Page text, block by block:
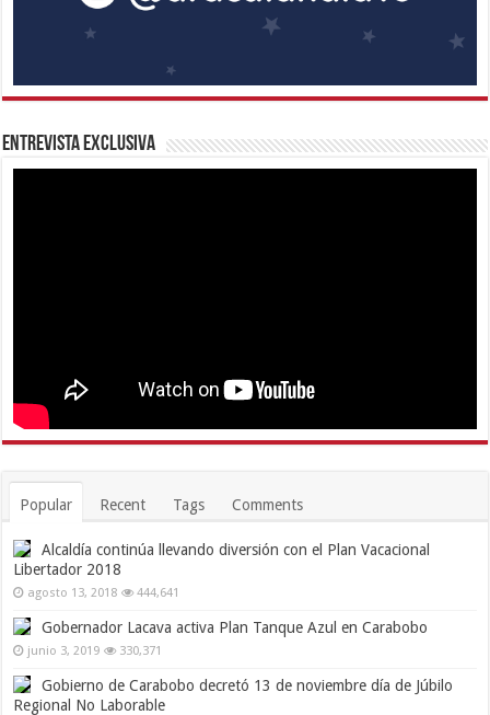
Entrevista Exclusiva
Popular Recent Tags Comments
Alcaldía continúa llevando diversión con el Plan Vacacional
Libertador 2018
agosto 13, 2018 444,641
Gobernador Lacava activa Plan Tanque Azul en Carabobo
junio 3, 2019 330,371
Gobierno de Carabobo decretó 13 de noviembre día de Júbilo
Regional No Laborable